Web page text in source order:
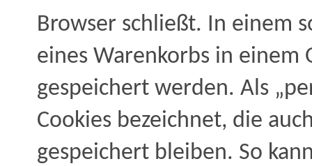
Browser schließt. In einem
eines Warenkorbs in einem
gespeichert werden. Als
Cookies bezeichnet, die
gespeichert bleiben. So